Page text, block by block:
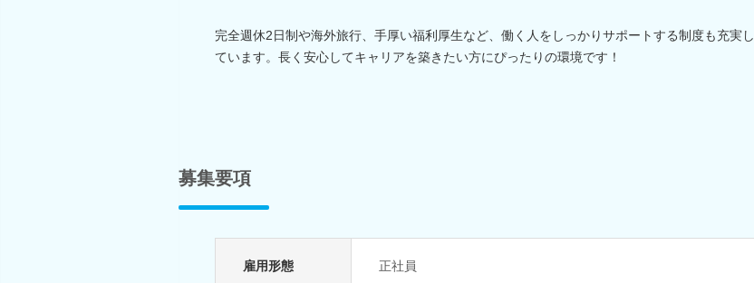
完全週休2日制や海外旅行、手厚い福利厚生など、働く人をしっかりサポートする制度も充実し
ています。長く安心してキャリアを築きたい方にぴったりの環境です！
募集要項
雇用形態 正社員